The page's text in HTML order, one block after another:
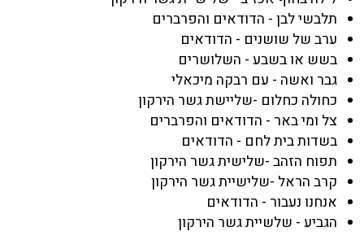
תלבשי לבן - הדודאים והפרברים
ערב של שושנים - הדודאים
בשש או בשבע - השלושרים
גבר ואשה - עם רבקה מיכאלי
כחולה כחלום -שליישת גשר הירקון
צל ומי באר - הדודאים והפרברים
בשדות בית לחם - הדודאים
תפוח הזהב -שלישית גשר הירקון
קרב הראל -שלישיית גשר הירקון
אנחנו נעבור - הדודאים
הגביע - שלשיית גשר הירקון